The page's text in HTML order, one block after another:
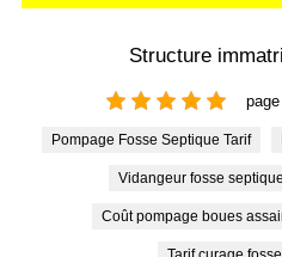
Structure
Pompage Fosse Septique Tarif
Vidangeur fosse
Coût pompage boues